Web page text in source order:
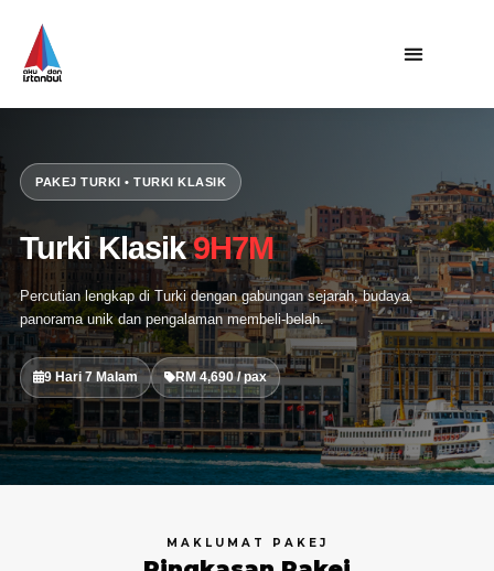
Utama
Open Trip
Tentang Kami
Hubungi Kami
PAKEJ TURKI • TURKI KLASIK
Turki Klasik9H7M
Percutian lengkap di Turki dengan gabungan sejarah, budaya,
panorama unik dan pengalaman membeli-belah.
9 Hari 7 Malam RM 4,690 / pax
MAKLUMAT PAKEJ